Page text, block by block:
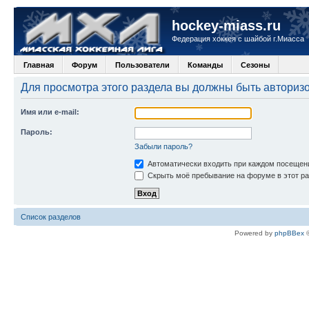
hockey-miass.ru
Федерация хоккея с шайбой г.Миасса
Главная Форум Пользователи Команды Сезоны
Для просмотра этого раздела вы должны быть
Имя или e-mail:
Пароль:
Забыли пароль?
Автоматически входить при каждом
Скрыть моё пребывание на форуме в этот
Список разделов
Powered by phpBBex